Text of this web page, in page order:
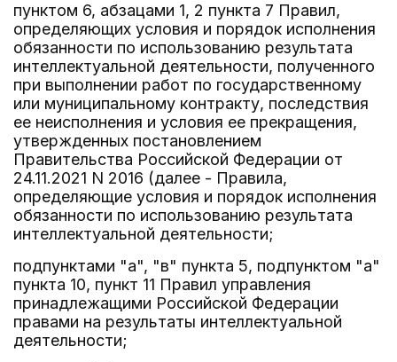
пунктом 6, абзацами 1, 2 пункта 7 Правил,
определяющих условия и порядок исполнения
обязанности по использованию результата
интеллектуальной деятельности, полученного
при выполнении работ по государственному
или муниципальному контракту, последствия
ее неисполнения и условия ее прекращения,
утвержденных постановлением
Правительства Российской Федерации от
24.11.2021 N 2016 (далее - Правила,
определяющие условия и порядок исполнения
обязанности по использованию результата
интеллектуальной деятельности;
подпунктами "а", "в" пункта 5, подпунктом "а"
пункта 10, пункт 11 Правил управления
принадлежащими Российской Федерации
правами на результаты интеллектуальной
деятельности;